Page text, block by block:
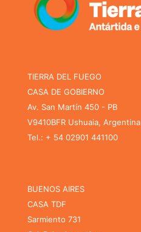
TIERRA DEL FUEGO
CASA DE GOBIERNO
Av. San Martín 450 - PB
V9410BFR Ushuaia, Argentina
Tel.: + 54 02901 441100
BUENOS AIRES
CASA TDF
Sarmiento 731